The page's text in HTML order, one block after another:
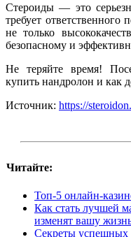
Стероиды — это
требует
не только
безопасному и
Не теряйте время!
купить нандролон и как
Источник: https://
Читайте:
Топ-5 онлайн-
Как стать лучшей
изменят вашу
Секреты успешных